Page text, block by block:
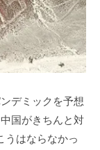
デミックを予想
国がきちんと対
うはならなかっ